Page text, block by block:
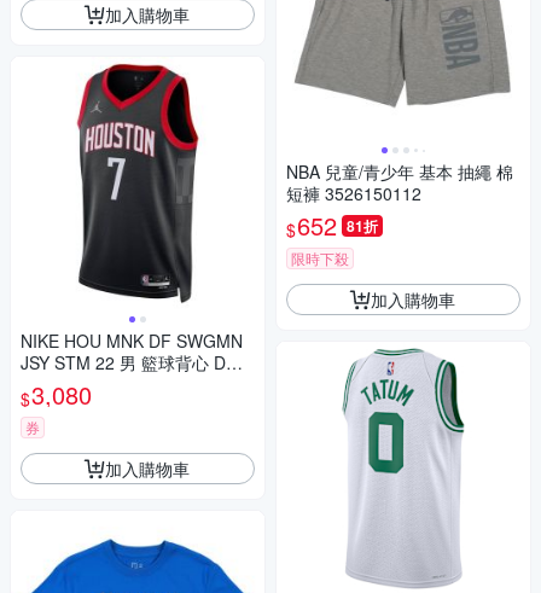
加入購物車
NIKE HOU MNK DF SWGMN
JSY STM 22 男 籃球背心 DO9
527017
$3,080
券
加入購物車
NBA 兒童/青少年 基本 抽繩 棉
短褲 3526150112
$652 81折
限時下殺
加入購物車